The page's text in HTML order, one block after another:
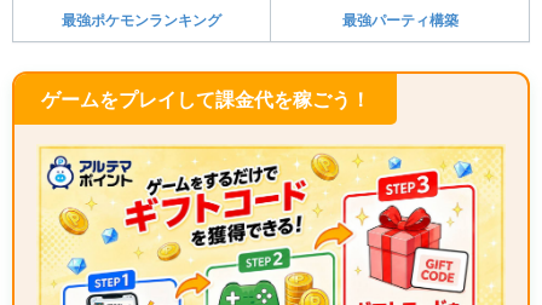
最強ポケモンランキング 最強パーティ構築
ゲームをプレイして課金代を稼ごう！